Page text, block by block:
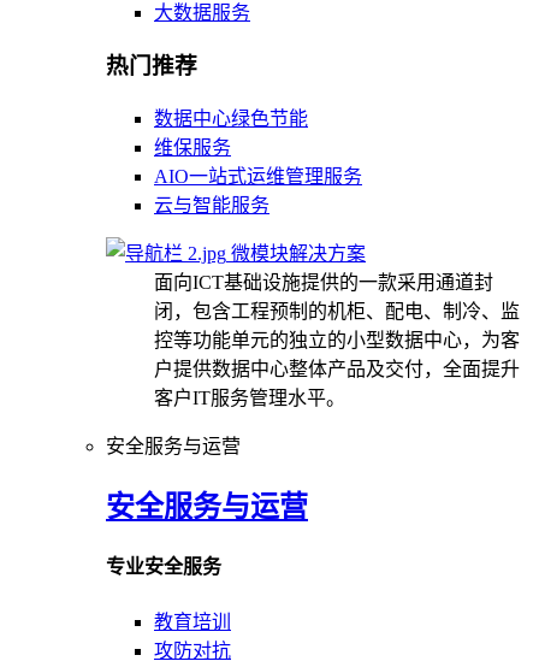
大数据服务
热门推荐
数据中心绿色节能
维保服务
AIO一站式运维管理服务
云与智能服务
微模块解决方案
面向ICT基础设施提供的一款采用通道封
闭，包含工程预制的机柜、配电、制冷、监
控等功能单元的独立的小型数据中心，为客
户提供数据中心整体产品及交付，全面提升
客户IT服务管理水平。
安全服务与运营
安全服务与运营
专业安全服务
教育培训
攻防对抗